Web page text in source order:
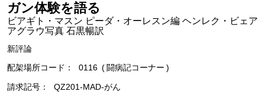
ガン体験を語る
ビアギト・マスン ピーダ・オーレスン編 ヘンレク・ビェア
アグラウ写真 石黒暢訳
新評論
配架場所コード
0116 闘病記コーナー
請求記号 QZ201-MAD-がん